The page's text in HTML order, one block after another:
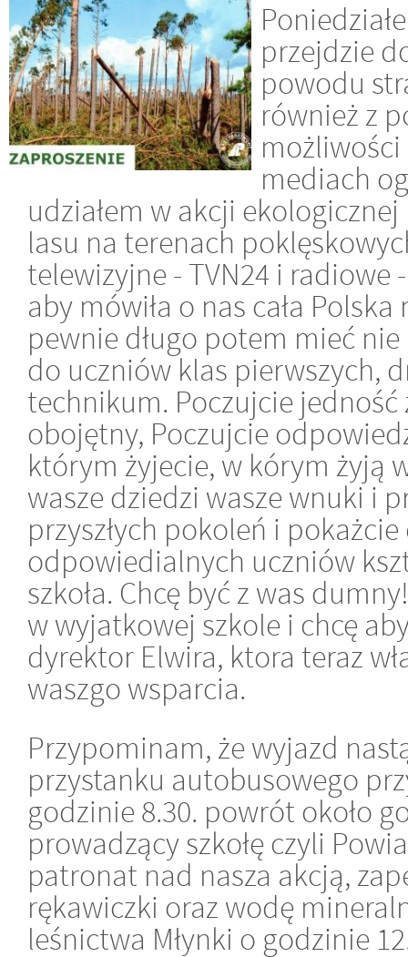
przejdzie
powodu
również z
możliwości
mediach
udziałem w akcji
lasu na terenach
telewizyjne - TVN24 i radiowe
aby mówiła o nas cała
pewnie długo potem mieć
do uczniów klas pierwszych,
technikum. Poczujcie
obojętny, Poczujcie
którym żyjecie, w kórym żyją
wasze dziedzi wasze wnuki i
przyszłych pokoleń i pokażcie
odpowiedialnych uczniów
szkoła. Chcę być z was
w wyjatkowej szkole i chcę
dyrektor Elwira, ktora teraz
waszgo wsparcia.
Przypominam, że wyjazd
przystanku autobusowego
godzinie 8.30. powrót około
prowadzący szkołę czyli
patronat nad nasza akcją,
rękawiczki oraz wodę
leśnictwa Młynki o godzinie